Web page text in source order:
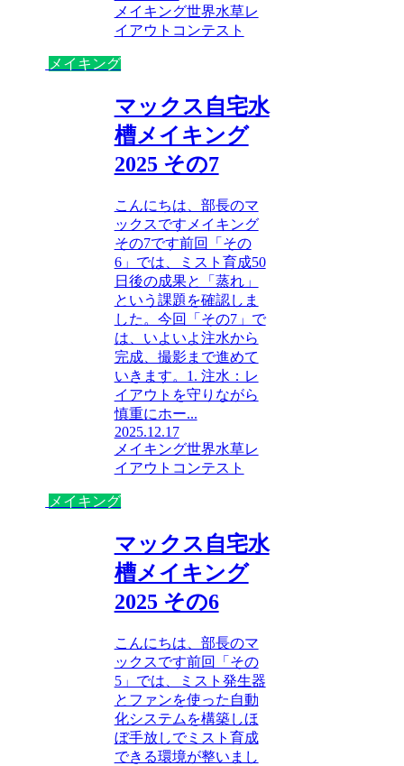
メイキング世界水草レ
イアウトコンテスト
メイキング
マックス自宅水
槽メイキング
2025 その7
こんにちは、部長のマ
ックスですメイキング
その7です前回「その
6」では、ミスト育成50
日後の成果と「蒸れ」
という課題を確認しま
した。今回「その7」で
は、いよいよ注水から
完成、撮影まで進めて
いきます。1. 注水：レ
イアウトを守りながら
慎重にホー...
2025.12.17
メイキング世界水草レ
イアウトコンテスト
メイキング
マックス自宅水
槽メイキング
2025 その6
こんにちは、部長のマ
ックスです前回「その
5」では、ミスト発生器
とファンを使った自動
化システムを構築しほ
ぼ手放しでミスト育成
できる環境が整いまし